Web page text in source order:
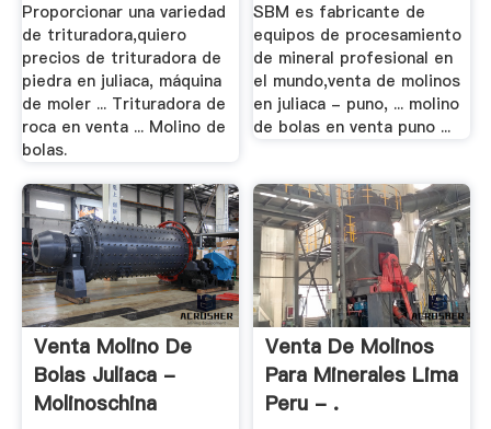
Proporcionar una variedad
de trituradora,quiero
precios de trituradora de
piedra en juliaca, máquina
de moler ... Trituradora de
roca en venta ... Molino de
bolas.
SBM es fabricante de
equipos de procesamiento
de mineral profesional en
el mundo,venta de molinos
en juliaca - puno, ... molino
de bolas en venta puno ...
Venta Molino De
Bolas Juliaca -
Molinoschina
Venta De Molinos
Para Minerales Lima
Peru - .